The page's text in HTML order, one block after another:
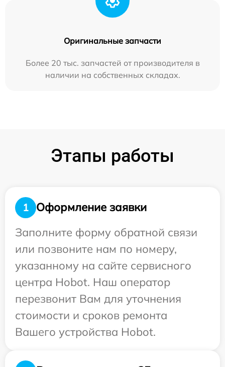
Оригинальные запчасти
Более 20 тыс. запчастей от производителя в
наличии на собственных складах.
Этапы работы
1
Оформление заявки
Заполните форму обратной связи
или позвоните нам по номеру,
указанному на сайте сервисного
центра Hobot. Наш оператор
перезвонит Вам для уточнения
стоимости и сроков ремонта
Вашего устройства Hobot.